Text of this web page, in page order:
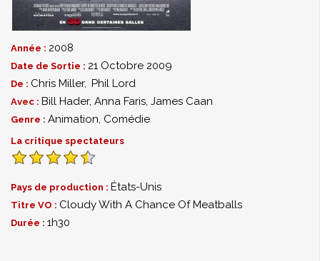
Année : 2008
Date de Sortie : 21 Octobre 2009
De : Chris Miller, Phil Lord
Avec : Bill Hader, Anna Faris, James Caan
Genre : Animation, Comédie
La critique spectateurs
Pays de production : États-Unis
Titre VO : Cloudy With A Chance Of Meatballs
Durée : 1h30